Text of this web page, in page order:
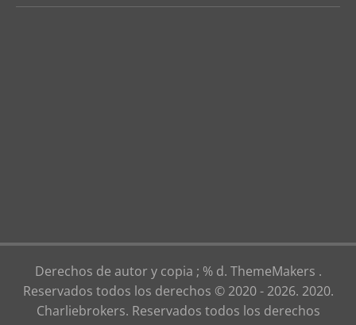
Derechos de autor y copia ; % d. ThemeMakers .
Reservados todos los derechos © 2020 - 2026. 2020.
Charliebrokers. Reservados todos los derechos